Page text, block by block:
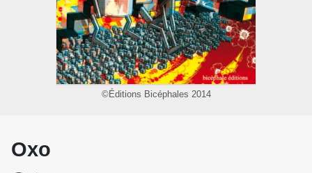
©Éditions Bicéphales 2014
Oxo